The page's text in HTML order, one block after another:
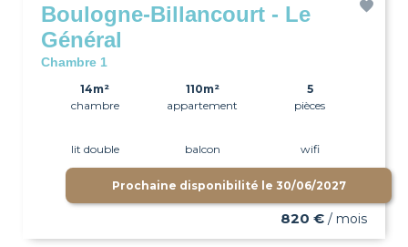
Boulogne-Billancourt - Le
Général
Chambre 1
14m²
chambre
110m²
appartement
5
pièces
lit double balcon wifi
Prochaine disponibilité le 30/06/2027
820 € / mois